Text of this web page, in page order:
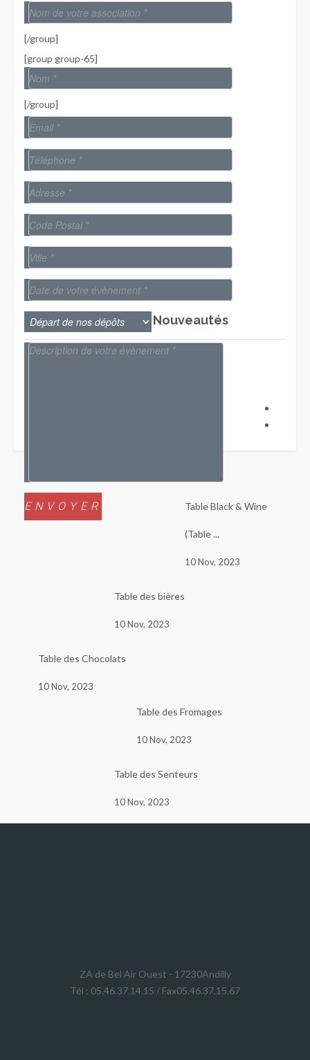
[/group]
[group group-65]
[/group]
Nouveautés
Table Black & Wine
(Table ...
10 Nov, 2023
Table des bières
10 Nov, 2023
Table des Chocolats
10 Nov, 2023
Table des Fromages
10 Nov, 2023
Table des Senteurs
10 Nov, 2023
ZA de Bel Air Ouest - 17230Andilly
Tél : 05.46.37.14.15 / Fax05.46.37.15.67